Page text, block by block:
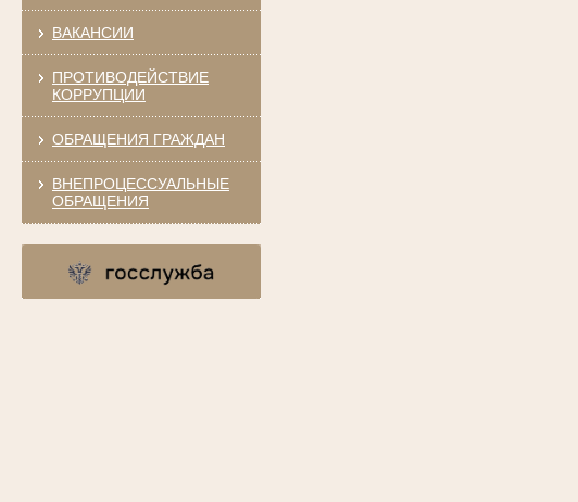
ВАКАНСИИ
ПРОТИВОДЕЙСТВИЕ
КОРРУПЦИИ
ОБРАЩЕНИЯ ГРАЖДАН
ВНЕПРОЦЕССУАЛЬНЫЕ
ОБРАЩЕНИЯ